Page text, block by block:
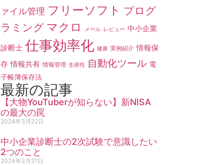
ァイル管理 フリーソフト プログ
ラミング マクロ メール レビュー 中小企業
診断士 仕事効率化 健康 実例紹介 情報保
存 情報共有 情報管理 生産性 自動化ツール 電
子帳簿保存法
最新の記事
【大物YouTuberが知らない】新NISA
の最大の罠
2024年3月22日
中小企業診断士の2次試験で意識したい
2つのこと
2024年3月21日